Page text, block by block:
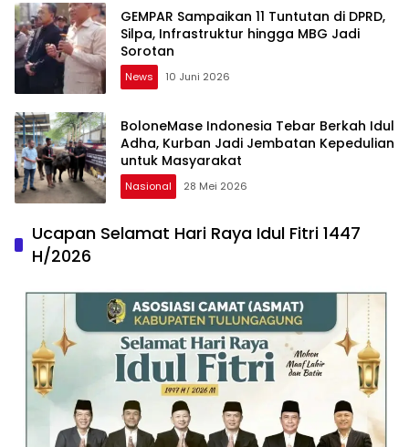
GEMPAR Sampaikan 11 Tuntutan di DPRD,
Silpa, Infrastruktur hingga MBG Jadi
Sorotan
News 10 Juni 2026
BoloneMase Indonesia Tebar Berkah Idul
Adha, Kurban Jadi Jembatan Kepedulian
untuk Masyarakat
Nasional 28 Mei 2026
Ucapan Selamat Hari Raya Idul Fitri 1447
H/2026